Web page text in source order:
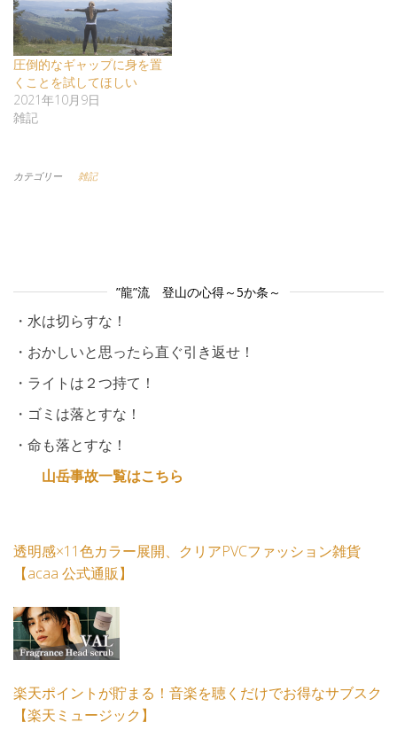
圧倒的なギャップに身を置
くことを試してほしい
2021年10月9日
雑記
カテゴリー 雑記
”龍”流 登山の心得～5か条～
・水は切らすな！
・おかしいと思ったら直ぐ引き返せ！
・ライトは２つ持て！
・ゴミは落とすな！
・命も落とすな！
山岳事故一覧はこちら
透明感×11色カラー展開、クリアPVCファッション雑貨
【acaa 公式通販】
楽天ポイントが貯まる！音楽を聴くだけでお得なサブスク
【楽天ミュージック】